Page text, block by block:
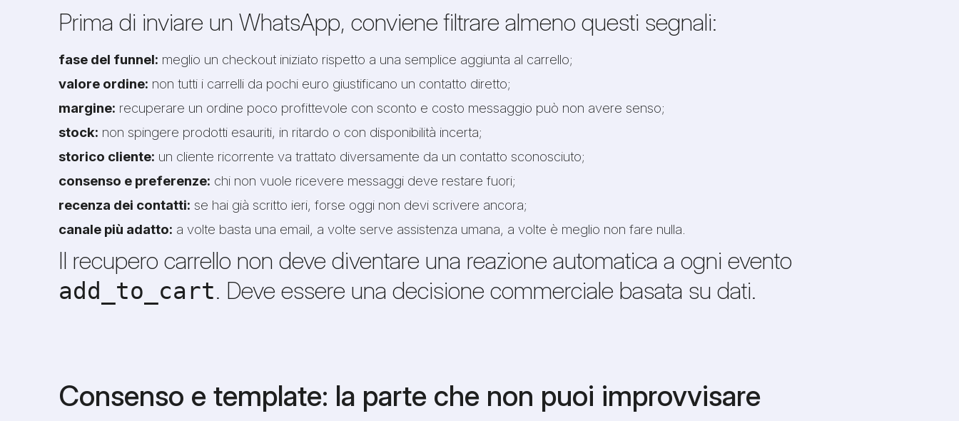
Prima di inviare un WhatsApp, conviene filtrare almeno questi segnali:
fase del funnel: meglio un checkout iniziato rispetto a una semplice aggiunta al carrello;
valore ordine: non tutti i carrelli da pochi euro giustificano un contatto diretto;
margine: recuperare un ordine poco profittevole con sconto e costo messaggio può non avere senso;
stock: non spingere prodotti esauriti, in ritardo o con disponibilità incerta;
storico cliente: un cliente ricorrente va trattato diversamente da un contatto sconosciuto;
consenso e preferenze: chi non vuole ricevere messaggi deve restare fuori;
recenza dei contatti: se hai già scritto ieri, forse oggi non devi scrivere ancora;
canale più adatto: a volte basta una email, a volte serve assistenza umana, a volte è meglio non fare nulla.
Il recupero carrello non deve diventare una reazione automatica a ogni evento
add_to_cart. Deve essere una decisione commerciale basata su dati.
Consenso e template: la parte che non puoi improvvisare